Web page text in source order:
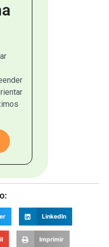
LinkedIn
Imprimir